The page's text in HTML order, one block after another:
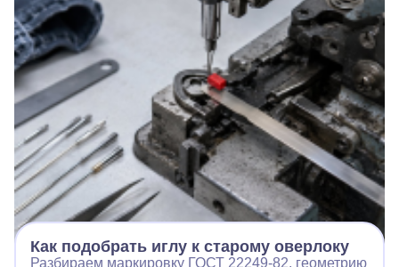
Как подобрать иглу к старому оверлоку
Разбираем маркировку ГОСТ 22249-82, геометрию